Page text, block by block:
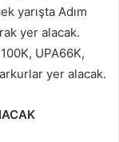
yarışta Adım
yer alacak.
UPA66K,
yer alacak.